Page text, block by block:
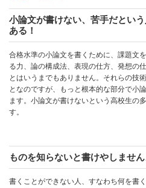
小論文が書けない、苦手だとい
ある！
合格水準の小論文を書くために、課題文
る力、論の構成法、表現の仕方、発想の
とはいうまでもありません。それらの技
となのですが、もっと根本的な部分で小
ます。小論文が書けないという高校生の
す。
ものを知らないと書けやしませ
書くことができない人、すなわち何を書